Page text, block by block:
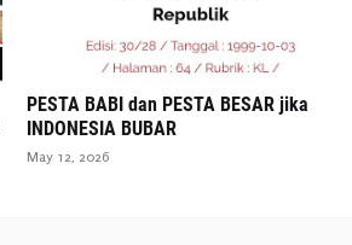
PESTA BABI dan PESTA BESAR jika
INDONESIA BUBAR
May 12, 2026